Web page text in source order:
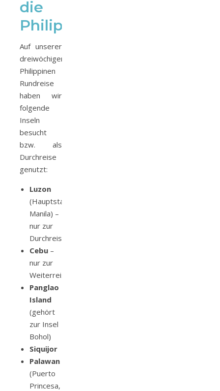
die
Philippinen
Auf unserer
dreiwöchigen
Philippinen
Rundreise
haben wir
folgende
Inseln
besucht
bzw. als
Durchreise
genutzt:
Luzon
(Hauptstadt
Manila) –
nur zur
Durchreise
Cebu –
nur zur
Weiterreise
Panglao
Island
(gehört
zur Insel
Bohol)
Siquijor
Palawan
(Puerto
Princesa,